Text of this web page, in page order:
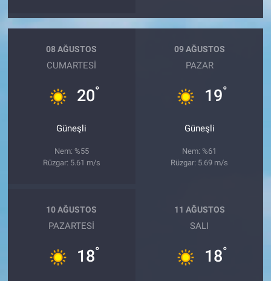
08 AĞUSTOS
CUMARTESI
20°
Güneşli
Nem: %55
Rüzgar: 5.61 m/s
09 AĞUSTOS
PAZAR
19°
Güneşli
Nem: %61
Rüzgar: 5.69 m/s
10 AĞUSTOS
PAZARTESI
18°
11 AĞUSTOS
SALI
18°